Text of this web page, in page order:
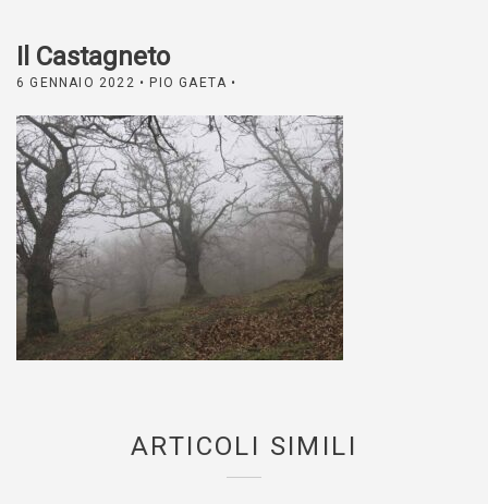
Il Castagneto
6 GENNAIO 2022 • PIO GAETA •
ARTICOLI SIMILI